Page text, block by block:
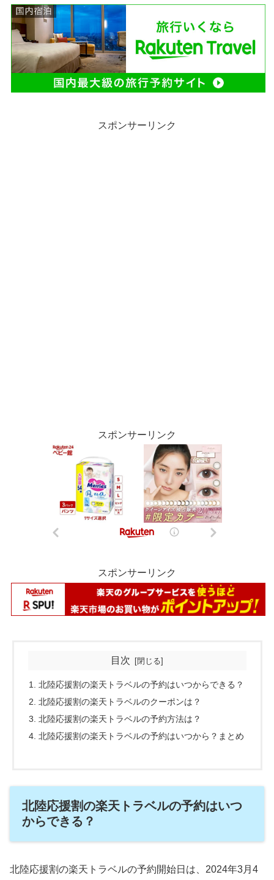
スポンサーリンク
スポンサーリンク
スポンサーリンク
目次
北陸応援割の楽天トラベルの予約はいつからできる？
北陸応援割の楽天トラベルのクーポンは？
北陸応援割の楽天トラベルの予約方法は？
北陸応援割の楽天トラベルの予約はいつから？まとめ
北陸応援割の楽天トラベルの予約はいつ
からできる？
北陸応援割の楽天トラベルの予約開始日は、2024年3月4